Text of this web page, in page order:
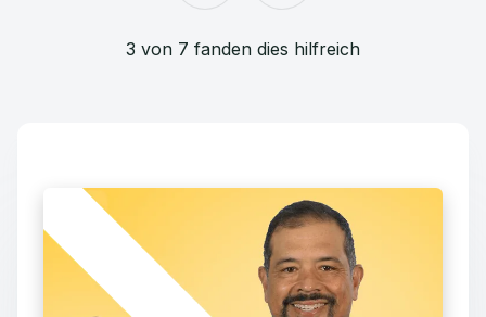
3 von 7 fanden dies hilfreich